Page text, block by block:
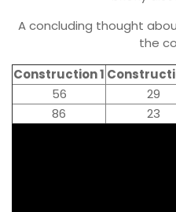
A concluding thought
the
Construction 1
56
29
86
23